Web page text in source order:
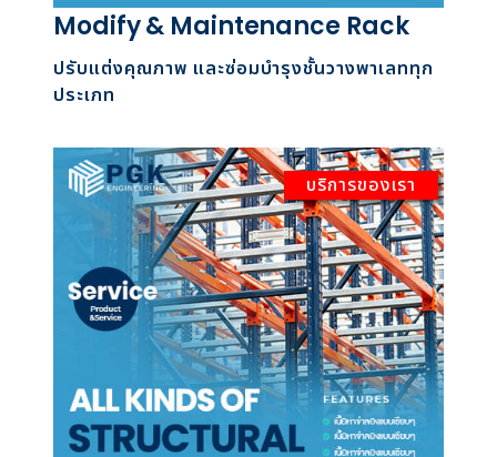
Modify & Maintenance Rack
ปรับแต่งคุณภาพ และซ่อมบำรุงชั้นวางพาเลททุก
ประเภท
บริการของเรา